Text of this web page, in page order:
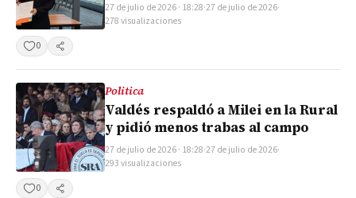
27 de julio de 2026 · 18:28·27 de julio de 2026·
278 visualizaciones
0
Compartir
Politica
Valdés respaldó a Milei en la Rural
y pidió menos trabas al campo
27 de julio de 2026 · 18:28·27 de julio de 2026·
293 visualizaciones
0
Compartir